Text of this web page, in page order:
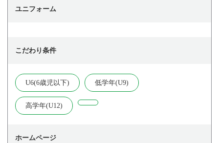
ユニフォーム
こだわり条件
U6(6歳児以下) 低学年(U9)
高学年(U12)
ホームページ